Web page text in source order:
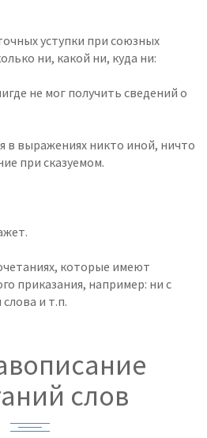
уступки при союзных
ни, какой ни, куда ни:
не мог получить сведений о
в выражениях никто иной, ничто
при сказуемом.
которые имеют
приказания, например: ни с
и т.п.
слов